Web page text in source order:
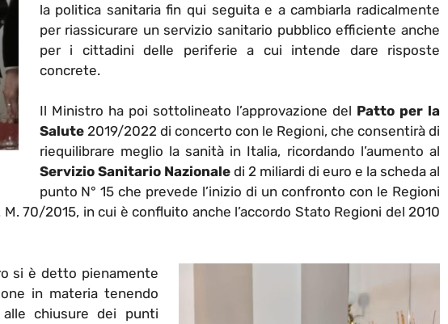
la politica sanitaria fin qui seguita e a cambiarla radicalmente
per riassicurare un servizio sanitario pubblico efficiente anche
per i cittadini delle periferie a cui intende dare risposte
concrete.
Il Ministro ha poi sottolineato l’approvazione del Patto per la
Salute2019/2022 di concerto con le Regioni, che consentirà di
riequilibrare meglio la sanità in Italia, ricordando l’aumento al
Servizio Sanitario Nazionaledi 2 miliardi di euro e la scheda al
punto N° 15 che prevede l’inizio di un confronto con le Regioni
70/2015, in cui è confluito anche l’accordo Stato Regioni del 2010
si è detto pienamente
in materia tenendo
chiusure dei punti